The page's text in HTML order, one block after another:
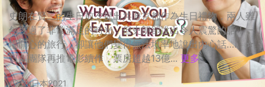
史朗在賢二的生日前夕提出共遊京都作為生日禮物，兩人雖
然度過了非常滿足的時光，但史朗卻說出令人震驚的話！一
場開心的旅行，卻讓他們變得無法坦率地說出內心話…… ☆
日劇團隊再推電影續作，票房超越13億... 更多
2h日本2021